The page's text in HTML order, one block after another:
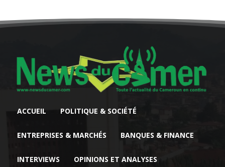
ACCUEIL POLITIQUE & SOCIÉTÉ
ENTREPRISES & MARCHÉS BANQUES & FINANCE
INTERVIEWS OPINIONS ET ANALYSES